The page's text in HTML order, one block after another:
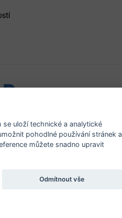
se uloží technické a analytické
pohodlné používání stránek a
můžete snadno upravit
Odmítnout vše